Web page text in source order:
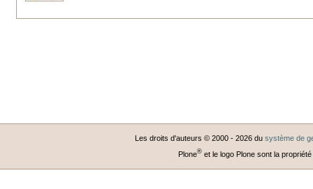
Les droits d'auteurs © 2000 - 2026 du système de
Plone®et le logo Plone sont la